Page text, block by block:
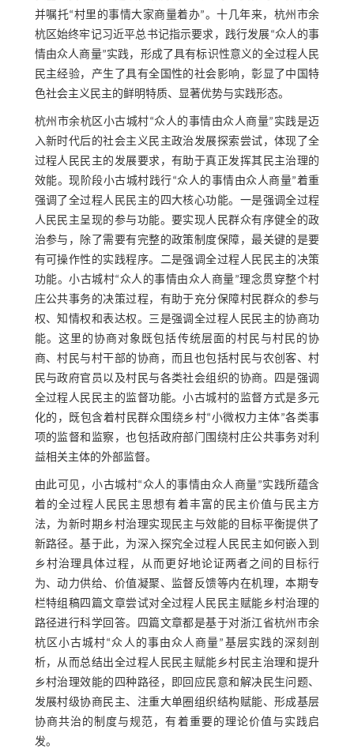
并嘱托“村里的事情大家商量着办”。十几年来，杭州市余
杭区始终牢记习近平总书记指示要求，践行发展“众人的事
情由众人商量”实践，形成了具有标识性意义的全过程人民
民主经验，产生了具有全国性的社会影响，彰显了中国特
色社会主义民主的鲜明特质、显著优势与实践形态。
杭州市余杭区小古城村“众人的事情由众人商量”实践是迈
入新时代后的社会主义民主政治发展探索尝试，体现了全
过程人民民主的发展要求，有助于真正发挥其民主治理的
效能。现阶段小古城村践行“众人的事情由众人商量”着重
强调了全过程人民民主的四大核心功能。一是强调全过程
人民民主呈现的参与功能。要实现人民群众有序健全的政
治参与，除了需要有完整的政策制度保障，最关键的是要
有可操作性的实践程序。二是强调全过程人民民主的决策
功能。小古城村“众人的事情由众人商量”理念贯穿整个村
庄公共事务的决策过程，有助于充分保障村民群众的参与
权、知情权和表达权。三是强调全过程人民民主的协商功
能。这里的协商对象既包括传统层面的村民与村民的协
商、村民与村干部的协商，而且也包括村民与农创客、村
民与政府官员以及村民与各类社会组织的协商。四是强调
全过程人民民主的监督功能。小古城村的监督方式是多元
化的，既包含着村民群众围绕乡村“小微权力主体”各类事
项的监督和监察，也包括政府部门围绕村庄公共事务对利
益相关主体的外部监督。
由此可见，小古城村“众人的事情由众人商量”实践所蕴含
着的全过程人民民主思想有着丰富的民主价值与民主方
法，为新时期乡村治理实现民主与效能的目标平衡提供了
新路径。基于此，为深入探究全过程人民民主如何嵌入到
乡村治理具体过程，从而更好地论证两者之间的目标行
为、动力供给、价值凝聚、监督反馈等内在机理，本期专
栏特组稿四篇文章尝试对全过程人民民主赋能乡村治理的
路径进行科学回答。四篇文章都是基于对浙江省杭州市余
杭区小古城村“众人的事由众人商量”基层实践的深刻剖
析，从而总结出全过程人民民主赋能乡村民主治理和提升
乡村治理效能的四种路径，即回应民意和解决民生问题、
发展村级协商民主、注重大单圈组织结构赋能、形成基层
协商共治的制度与规范，有着重要的理论价值与实践启
发。